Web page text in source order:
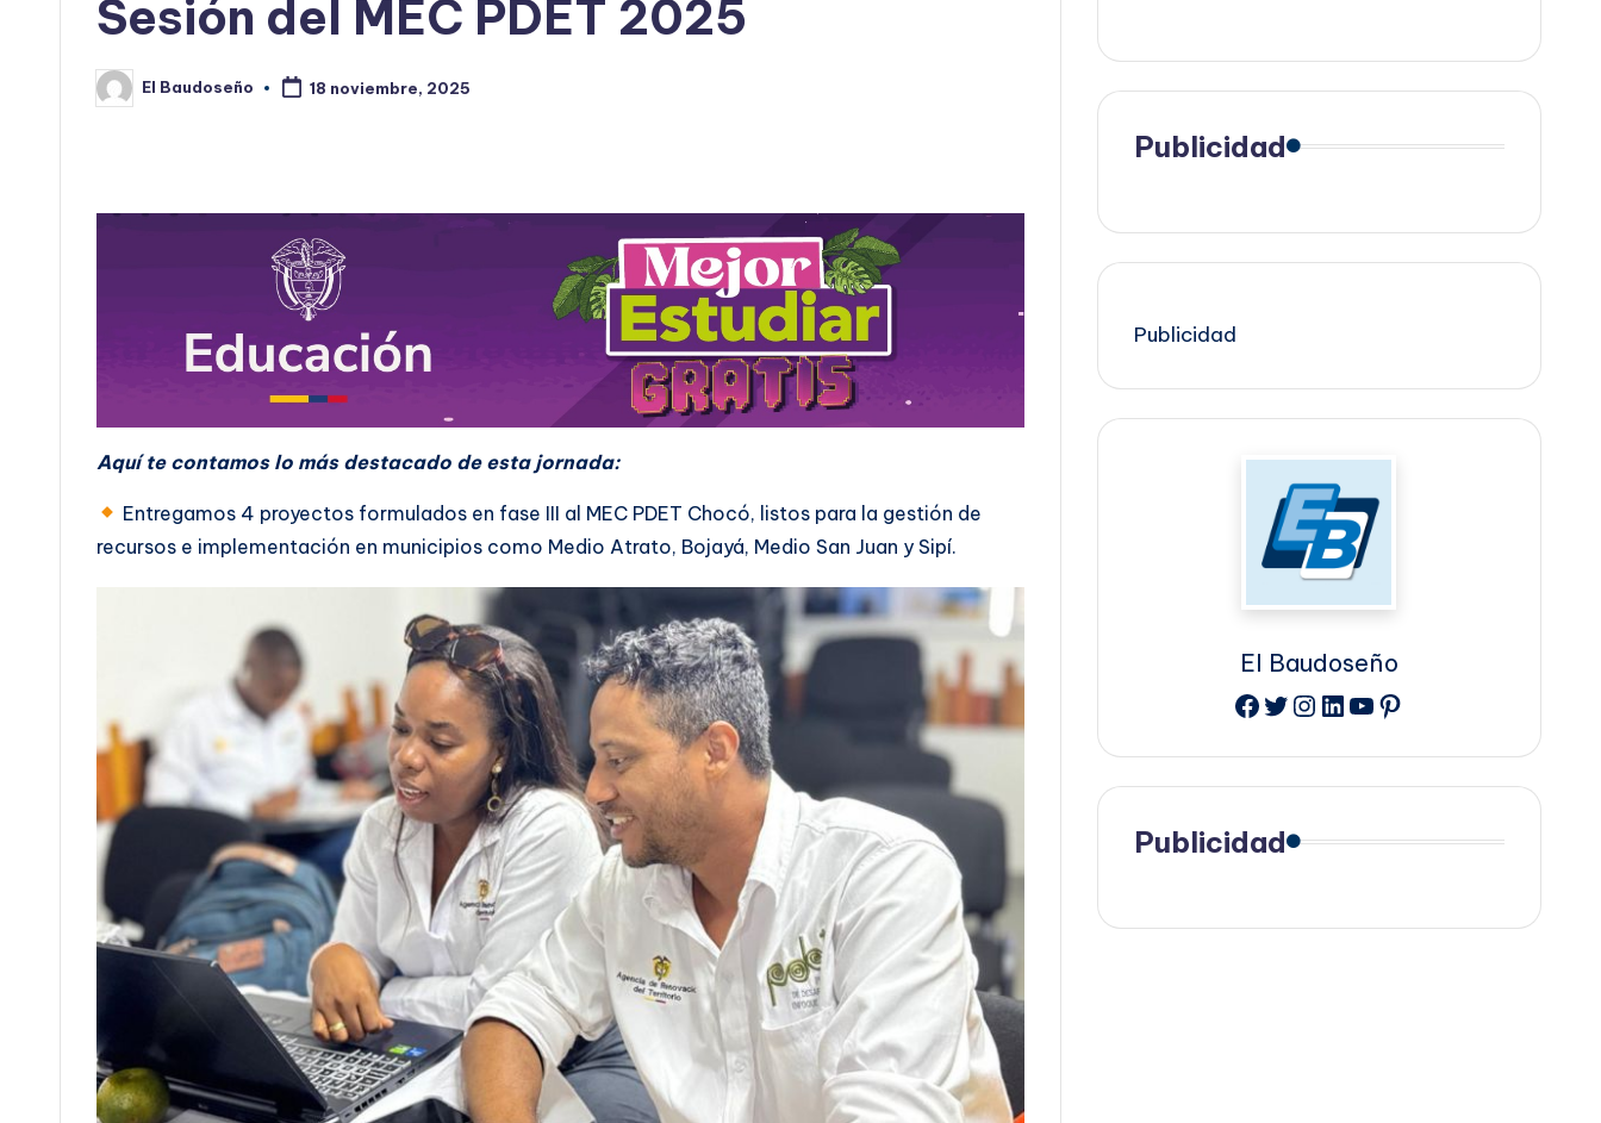
Sesión del MEC PDET 2025
Publicado
por
El Baudoseño 18 noviembre, 2025
Aquí te contamos lo más destacado de esta jornada:
Entregamos 4 proyectos formulados en fase III al MEC PDET Chocó, listos para la gestión de
recursos e implementación en municipios como Medio Atrato, Bojayá, Medio San Juan y Sipí.
Publicidad
Publicidad
El Baudoseño
Facebook
Twitter
Instagram
LinkedIn
YouTube
Pinterest
Publicidad